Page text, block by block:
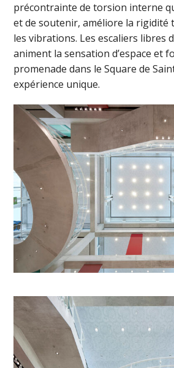
précontrainte de torsion interne
et de soutenir, améliore la rigidité
les vibrations. Les escaliers libres
animent la sensation d’espace et
promenade dans le Square de
expérience unique.